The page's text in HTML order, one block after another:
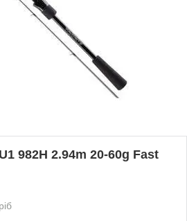
982H 2.94m 20-60g Fast